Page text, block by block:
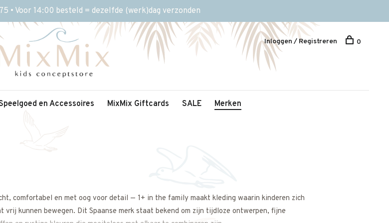
• Voor 14:00 besteld = dezelfde (werk)dag verzonden
en Accessoires MixMix Giftcards SALE Merken
Inloggen / Registreren 0
comfortabel en met oog voor detail — 1+ in the family maakt kleding waarin kinderen zich
vrij kunnen bewegen. Dit Spaanse merk staat bekend om zijn tijdloze ontwerpen, fijne